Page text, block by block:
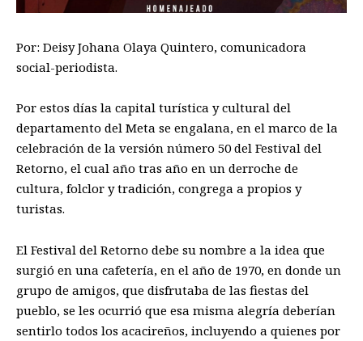
Por: Deisy Johana Olaya Quintero, comunicadora
social-periodista.
Por estos días la capital turística y cultural del
departamento del Meta se engalana, en el marco de la
celebración de la versión número 50 del Festival del
Retorno, el cual año tras año en un derroche de
cultura, folclor y tradición, congrega a propios y
turistas.
El Festival del Retorno debe su nombre a la idea que
surgió en una cafetería, en el año de 1970, en donde un
grupo de amigos, que disfrutaba de las fiestas del
pueblo, se les ocurrió que esa misma alegría deberían
sentirlo todos los acacireños, incluyendo a quienes por